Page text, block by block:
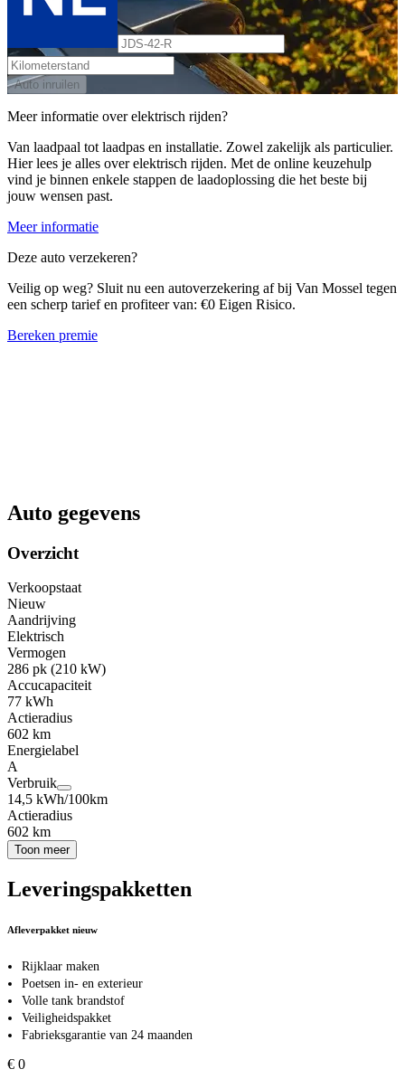
Auto inruilen
Meer informatie over elektrisch rijden?
Van laadpaal tot laadpas en installatie. Zowel zakelijk als particulier.
Hier lees je alles over elektrisch rijden. Met de online keuzehulp
vind je binnen enkele stappen de laadoplossing die het beste bij
jouw wensen past.
Meer informatie
Deze auto verzekeren?
Veilig op weg? Sluit nu een autoverzekering af bij Van Mossel tegen
een scherp tarief en profiteer van: €0 Eigen Risico.
Bereken premie
Auto gegevens
Overzicht
Verkoopstaat
Nieuw
Aandrijving
Elektrisch
Vermogen
286 pk (210 kW)
Accucapaciteit
77 kWh
Actieradius
602 km
Energielabel
A
Verbruik
14,5 kWh/100km
Actieradius
602 km
Toon meer
Leveringspakketten
Afleverpakket nieuw
Rijklaar maken
Poetsen in- en exterieur
Volle tank brandstof
Veiligheidspakket
Fabrieksgarantie van 24 maanden
€ 0